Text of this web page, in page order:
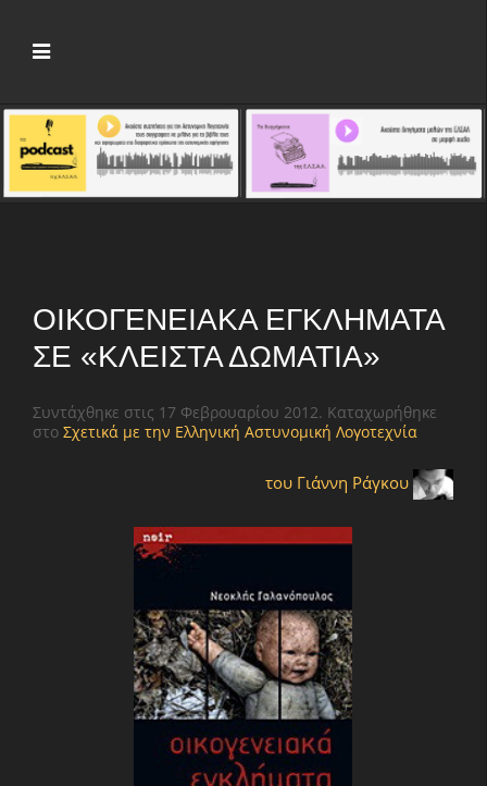
ΟΙΚΟΓΕΝΕΙΑΚΆ ΕΓΚΛΉΜΑΤΑ
ΣΕ «ΚΛΕΙΣΤΆ ΔΩΜΆΤΙΑ»
Συντάχθηκε στις 17 Φεβρουαρίου 2012. Καταχωρήθηκε
στο Σχετικά με την Ελληνική Αστυνομική Λογοτεχνία
του Γιάννη Ράγκου